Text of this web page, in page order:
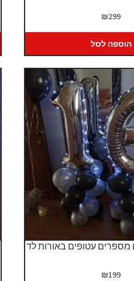
₪299
הוספה לסל
מספרים עטופים באורות לד
₪199